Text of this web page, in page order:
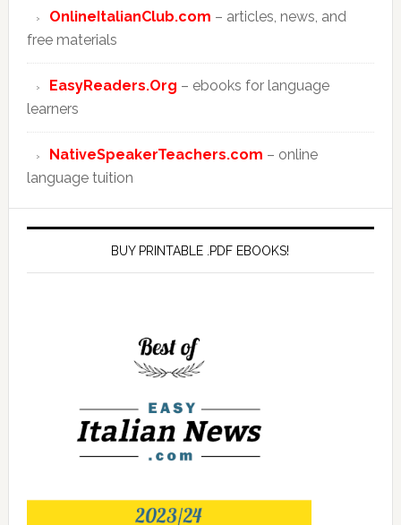
OnlineItalianClub.com – articles, news, and
free materials
EasyReaders.Org – ebooks for language
learners
NativeSpeakerTeachers.com – online
language tuition
BUY PRINTABLE .PDF EBOOKS!